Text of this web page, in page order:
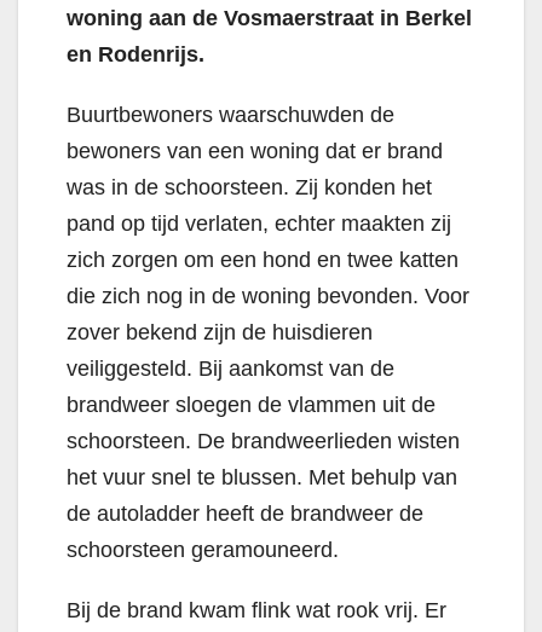
woning aan de Vosmaerstraat in Berkel
en Rodenrijs.
Buurtbewoners waarschuwden de
bewoners van een woning dat er brand
was in de schoorsteen. Zij konden het
pand op tijd verlaten, echter maakten zij
zich zorgen om een hond en twee katten
die zich nog in de woning bevonden. Voor
zover bekend zijn de huisdieren
veiliggesteld. Bij aankomst van de
brandweer sloegen de vlammen uit de
schoorsteen. De brandweerlieden wisten
het vuur snel te blussen. Met behulp van
de autoladder heeft de brandweer de
schoorsteen geramouneerd.
Bij de brand kwam flink wat rook vrij. Er